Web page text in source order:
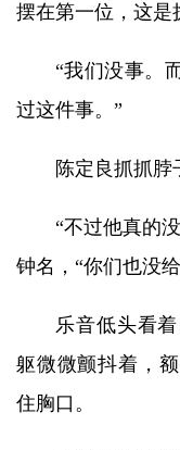
摆在第一位，这是
“我们没事。
过这件事。”
陈定良抓抓
“不过他真的
钟名，“你们也没
乐音低头看
躯微微颤抖着，
住胸口。